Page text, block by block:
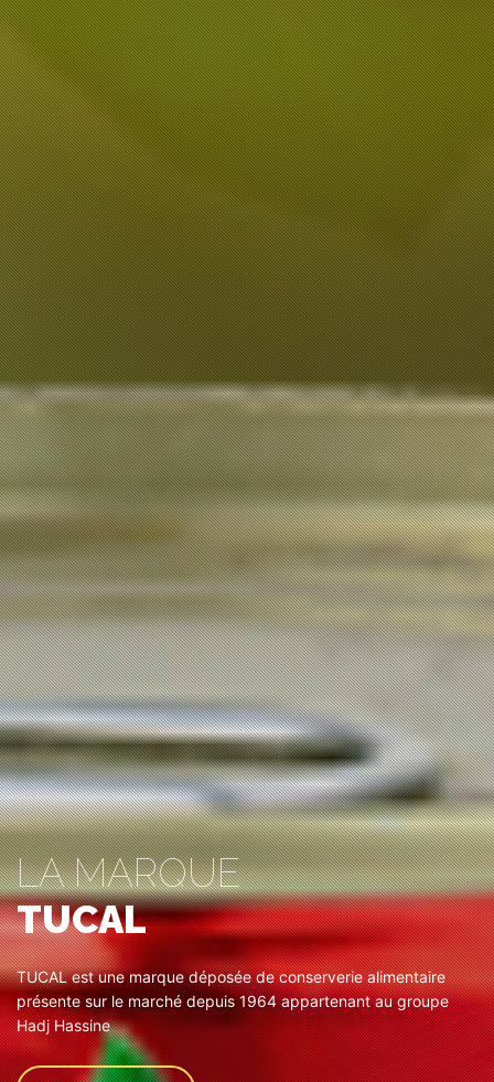
LA MARQUE
TUCAL
TUCAL est une marque déposée de conserverie alimentaire
présente sur le marché depuis 1964 appartenant au groupe
Hadj Hassine